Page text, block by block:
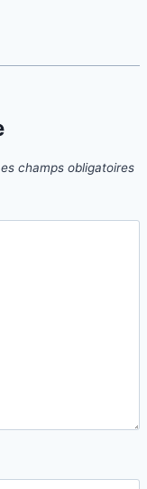
champs obligatoires